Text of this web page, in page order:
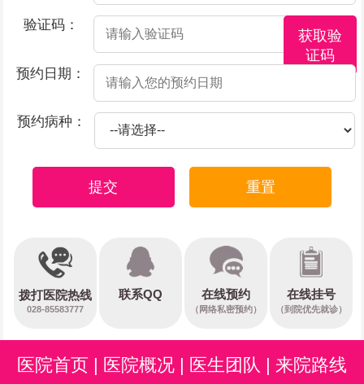
验证码：
获取验
证码
预约日期：
预约病种：
提交 重置
拨打医院热线
028-85583777
联系QQ 在线预约
（网络私密预约）
在线挂号
（到院优先就诊）
医院首页 | 医院概况 | 医生团队 | 来院路线